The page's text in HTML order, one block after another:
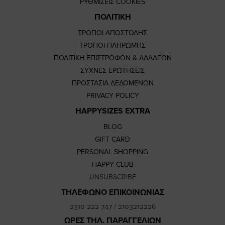
ΡΥΘΜΙΣΕΙΣ COOKIES
ΠΟΛΙΤΙΚΗ
ΤΡΟΠΟΙ ΑΠΟΣΤΟΛΗΣ
ΤΡΟΠΟΙ ΠΛΗΡΩΜΗΣ
ΠΟΛΙΤΙΚΗ ΕΠΙΣΤΡΟΦΩΝ & ΑΛΛΑΓΩΝ
ΣΥΧΝΕΣ ΕΡΩΤΗΣΕΙΣ
ΠΡΟΣΤΑΣΙΑ ΔΕΔΟΜΕΝΩΝ
PRIVACY POLICY
HAPPYSIZES EXTRA
BLOG
GIFT CARD
PERSONAL SHOPPING
HAPPY CLUB
UNSUBSCRIBE
ΤΗΛΕΦΩΝΟ ΕΠΙΚΟΙΝΩΝΙΑΣ
2310 222 747/ 2103212226
ΩΡΕΣ ΤΗΛ. ΠΑΡΑΓΓΕΛΙΩΝ